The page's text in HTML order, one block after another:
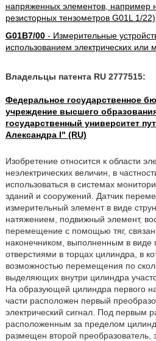
напряженных элементов, например
резисторных тензометров G01L 1/22)
G01B7/00- Измерительные
использованием электрических или
Владельцы патента RU 2777515:
Федеральное государственное
учреждение высшего
государственный университет
Александра I" (RU)
Изобретение относится к области
неэлектрических величин, в
использоваться в системах
зданий и сооружений. Датчик
измерительный элемент в виде
натяжением, подвижный элемент,
перемещение с помощью тяг,
наконечником, выполненным в виде
отверстиями в торцах цилиндра, в
возможностью перемещения по
выделяющих внутри цилиндра
На образующей цилиндра первого
части расположен первый
электрический сигнал. Под первым
расположенным за пределом
размещен второй преобразователь,